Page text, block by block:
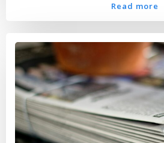
Read more